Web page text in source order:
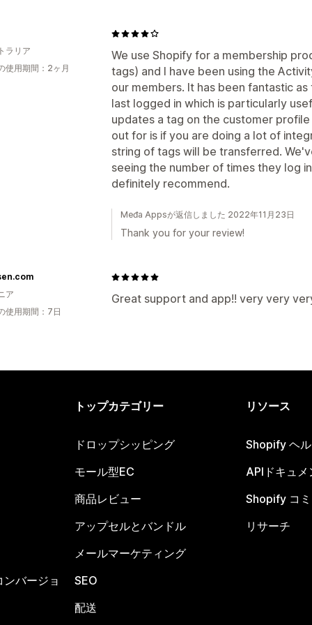
We use Shopify for a membership
tags) and I have been using the
our members. It has been fantastic
last logged in which is particularly
updates a tag on the customer
out for is if you are doing a lot of
string of tags will be transferred.
seeing the number of times they log
definitely recommend.
ラリア
使用期間：2ヶ月
Međa Appsが返信しました 2022年11月23日
Thank you for your review!
Great support and app!! very very
ア
使用期間：7日
バージョ
トップカテゴリー
ドロップシッピング
モール型EC
商品レビュー
アップセルとバンドル
メールマーケティング
SEO
配送
リソース
Shopify ヘ
APIドキュメ
Shopify コ
リサーチ